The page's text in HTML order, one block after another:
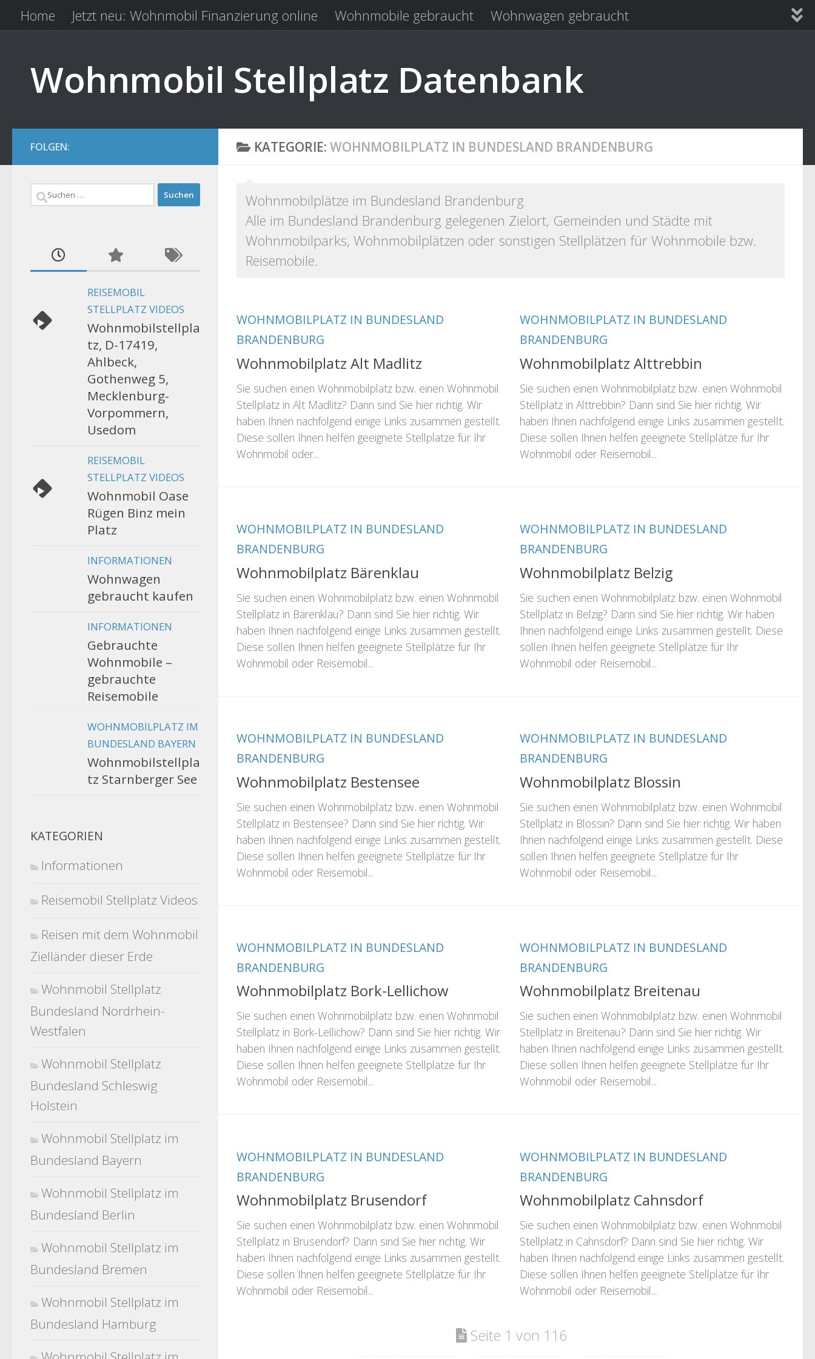
Zum Inhalt springen
Home Jetzt neu: Wohnmobil Finanzierung online Wohnmobile gebraucht
Wohnwagen gebraucht
Wohnmobil Stellplatz Datenbank
KATEGORIE: WOHNMOBILPLATZ IN BUNDESLAND BRANDENBURG
Wohnmobilplätze im Bundesland Brandenburg
Alle im Bundesland Brandenburg gelegenen Zielort, Gemeinden und Städte mit
Wohnmobilparks, Wohnmobilplätzen oder sonstigen Stellplätzen für Wohnmobile bzw.
Reisemobile.
WOHNMOBILPLATZ IN BUNDESLAND
BRANDENBURG
Wohnmobilplatz Alt Madlitz
Sie suchen einen Wohnmobilplatz bzw. einen Wohnmobil
Stellplatz in Alt Madlitz? Dann sind Sie hier richtig. Wir
haben Ihnen nachfolgend einige Links zusammen gestellt.
Diese sollen Ihnen helfen geeignete Stellplätze für Ihr
Wohnmobil oder...
WOHNMOBILPLATZ IN BUNDESLAND
BRANDENBURG
Wohnmobilplatz Alttrebbin
Sie suchen einen Wohnmobilplatz bzw. einen Wohnmobil
Stellplatz in Alttrebbin? Dann sind Sie hier richtig. Wir
haben Ihnen nachfolgend einige Links zusammen gestellt.
Diese sollen Ihnen helfen geeignete Stellplätze für Ihr
Wohnmobil oder Reisemobil...
WOHNMOBILPLATZ IN BUNDESLAND
BRANDENBURG
Wohnmobilplatz Bärenklau
Sie suchen einen Wohnmobilplatz bzw. einen Wohnmobil
Stellplatz in Bärenklau? Dann sind Sie hier richtig. Wir
haben Ihnen nachfolgend einige Links zusammen gestellt.
Diese sollen Ihnen helfen geeignete Stellplätze für Ihr
Wohnmobil oder Reisemobil...
WOHNMOBILPLATZ IN BUNDESLAND
BRANDENBURG
Wohnmobilplatz Belzig
Sie suchen einen Wohnmobilplatz bzw. einen Wohnmobil
Stellplatz in Belzig? Dann sind Sie hier richtig. Wir haben
Ihnen nachfolgend einige Links zusammen gestellt. Diese
sollen Ihnen helfen geeignete Stellplätze für Ihr
Wohnmobil oder Reisemobil...
WOHNMOBILPLATZ IN BUNDESLAND
BRANDENBURG
Wohnmobilplatz Bestensee
Sie suchen einen Wohnmobilplatz bzw. einen Wohnmobil
Stellplatz in Bestensee? Dann sind Sie hier richtig. Wir
haben Ihnen nachfolgend einige Links zusammen gestellt.
Diese sollen Ihnen helfen geeignete Stellplätze für Ihr
Wohnmobil oder Reisemobil...
WOHNMOBILPLATZ IN BUNDESLAND
BRANDENBURG
Wohnmobilplatz Blossin
Sie suchen einen Wohnmobilplatz bzw. einen Wohnmobil
Stellplatz in Blossin? Dann sind Sie hier richtig. Wir haben
Ihnen nachfolgend einige Links zusammen gestellt. Diese
sollen Ihnen helfen geeignete Stellplätze für Ihr
Wohnmobil oder Reisemobil...
WOHNMOBILPLATZ IN BUNDESLAND
BRANDENBURG
Wohnmobilplatz Bork-Lellichow
Sie suchen einen Wohnmobilplatz bzw. einen Wohnmobil
Stellplatz in Bork-Lellichow? Dann sind Sie hier richtig. Wir
haben Ihnen nachfolgend einige Links zusammen gestellt.
Diese sollen Ihnen helfen geeignete Stellplätze für Ihr
Wohnmobil oder Reisemobil...
WOHNMOBILPLATZ IN BUNDESLAND
BRANDENBURG
Wohnmobilplatz Breitenau
Sie suchen einen Wohnmobilplatz bzw. einen Wohnmobil
Stellplatz in Breitenau? Dann sind Sie hier richtig. Wir
haben Ihnen nachfolgend einige Links zusammen gestellt.
Diese sollen Ihnen helfen geeignete Stellplätze für Ihr
Wohnmobil oder Reisemobil...
WOHNMOBILPLATZ IN BUNDESLAND
BRANDENBURG
Wohnmobilplatz Brusendorf
Sie suchen einen Wohnmobilplatz bzw. einen Wohnmobil
Stellplatz in Brusendorf? Dann sind Sie hier richtig. Wir
haben Ihnen nachfolgend einige Links zusammen gestellt.
Diese sollen Ihnen helfen geeignete Stellplätze für Ihr
Wohnmobil oder Reisemobil...
WOHNMOBILPLATZ IN BUNDESLAND
BRANDENBURG
Wohnmobilplatz Cahnsdorf
Sie suchen einen Wohnmobilplatz bzw. einen Wohnmobil
Stellplatz in Cahnsdorf? Dann sind Sie hier richtig. Wir
haben Ihnen nachfolgend einige Links zusammen gestellt.
Diese sollen Ihnen helfen geeignete Stellplätze für Ihr
Wohnmobil oder Reisemobil...
Seite 1 von 116
FOLGEN:
Suchen
REISEMOBIL
STELLPLATZ VIDEOS
Wohnmobilstellpla
tz, D-17419,
Ahlbeck,
Gothenweg 5,
Mecklenburg-
Vorpommern,
Usedom
REISEMOBIL
STELLPLATZ VIDEOS
Wohnmobil Oase
Rügen Binz mein
Platz
INFORMATIONEN
Wohnwagen
gebraucht kaufen
INFORMATIONEN
Gebrauchte
Wohnmobile –
gebrauchte
Reisemobile
WOHNMOBILPLATZ IM
BUNDESLAND BAYERN
Wohnmobilstellpla
tz Starnberger See
KATEGORIEN
Informationen
Reisemobil Stellplatz Videos
Reisen mit dem Wohnmobil
Zielländer dieser Erde
Wohnmobil Stellplatz
Bundesland Nordrhein-
Westfalen
Wohnmobil Stellplatz
Bundesland Schleswig
Holstein
Wohnmobil Stellplatz im
Bundesland Bayern
Wohnmobil Stellplatz im
Bundesland Berlin
Wohnmobil Stellplatz im
Bundesland Bremen
Wohnmobil Stellplatz im
Bundesland Hamburg